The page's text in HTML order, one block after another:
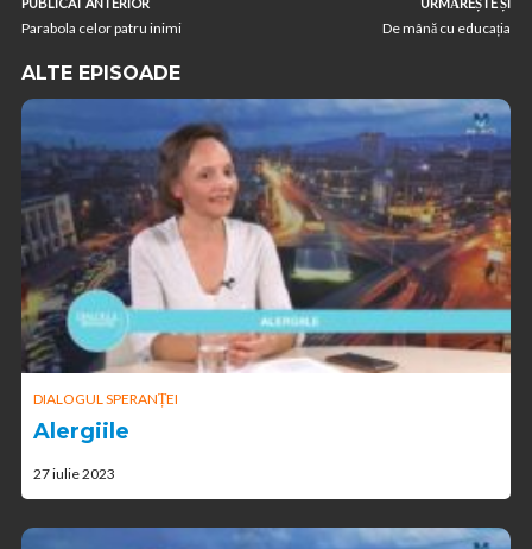
Parabola celor patru inimi De mână cu educația
ALTE EPISOADE
DIALOGUL SPERANȚEI
Alergiile
27 iulie 2023